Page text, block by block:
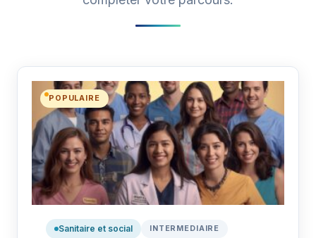
POPULAIRE
Sanitaire et social INTERMEDIAIRE